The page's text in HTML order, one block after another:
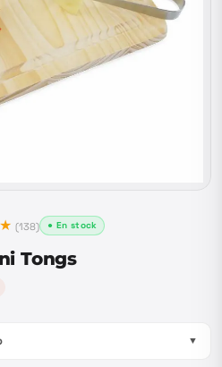
(138) ● En stock
Tongs
▼